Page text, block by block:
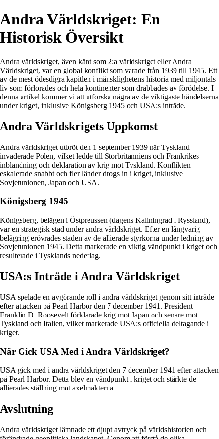
Andra Världskriget: En
Historisk Översikt
Andra världskriget, även känt som 2:a världskriget eller Andra
Världskriget, var en global konflikt som varade från 1939 till 1945. Ett
av de mest ödesdigra kapitlen i mänsklighetens historia med miljontals
liv som förlorades och hela kontinenter som drabbades av förödelse. I
denna artikel kommer vi att utforska några av de viktigaste händelserna
under kriget, inklusive Königsberg 1945 och USA:s inträde.
Andra Världskrigets Uppkomst
Andra världskriget utbröt den 1 september 1939 när Tyskland
invaderade Polen, vilket ledde till Storbritanniens och Frankrikes
inblandning och deklaration av krig mot Tyskland. Konflikten
eskalerade snabbt och fler länder drogs in i kriget, inklusive
Sovjetunionen, Japan och USA.
Königsberg 1945
Königsberg, belägen i Östpreussen (dagens Kaliningrad i Ryssland),
var en strategisk stad under andra världskriget. Efter en långvarig
belägring erövrades staden av de allierade styrkorna under ledning av
Sovjetunionen 1945. Detta markerade en viktig vändpunkt i kriget och
resulterade i Tysklands nederlag.
USA:s Inträde i Andra Världskriget
USA spelade en avgörande roll i andra världskriget genom sitt inträde
efter attacken på Pearl Harbor den 7 december 1941. President
Franklin D. Roosevelt förklarade krig mot Japan och senare mot
Tyskland och Italien, vilket markerade USA:s officiella deltagande i
kriget.
När Gick USA Med i Andra Världskriget?
USA gick med i andra världskriget den 7 december 1941 efter attacken
på Pearl Harbor. Detta blev en vändpunkt i kriget och stärkte de
allierades ställning mot axelmakterna.
Avslutning
Andra världskriget lämnade ett djupt avtryck på världshistorien och